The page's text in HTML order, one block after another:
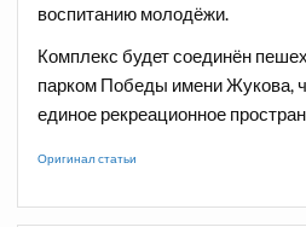
воспитанию молодёжи.
Комплекс будет соединён
парком Победы имени Жукова,
единое рекреационное
Оригинал статьи